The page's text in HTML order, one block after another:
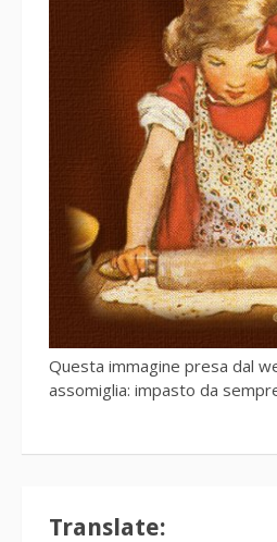
Questa immagine presa dal
assomiglia: impasto da
Translate: